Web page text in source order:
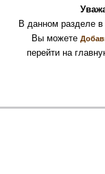
В данном разделе
Вы можете
перейти на